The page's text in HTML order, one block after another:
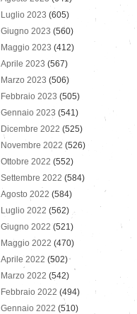
Luglio 2023 (605)
Giugno 2023 (560)
Maggio 2023 (412)
Aprile 2023 (567)
Marzo 2023 (506)
Febbraio 2023 (505)
Gennaio 2023 (541)
Dicembre 2022 (525)
Novembre 2022 (526)
Ottobre 2022 (552)
Settembre 2022 (584)
Agosto 2022 (584)
Luglio 2022 (562)
Giugno 2022 (521)
Maggio 2022 (470)
Aprile 2022 (502)
Marzo 2022 (542)
Febbraio 2022 (494)
Gennaio 2022 (510)